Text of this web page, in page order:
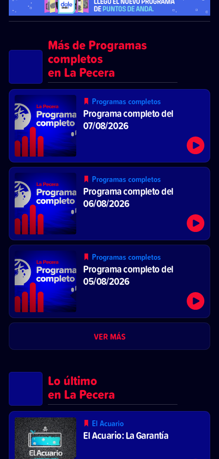
Más de Programas
completos
en La Pecera
Programas completos
Programa completo del
07/08/2026
Programas completos
Programa completo del
06/08/2026
Programas completos
Programa completo del
05/08/2026
VER MÁS
Lo último
en La Pecera
El Acuario
El Acuario: La Garantía